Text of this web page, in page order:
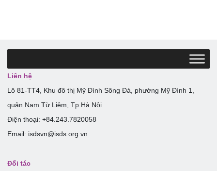
Liên hệ
Lô 81-TT4, Khu đô thị Mỹ Đình Sông Đà, phường Mỹ Đình 1,
quận Nam Từ Liêm, Tp Hà Nội.
Điện thoại: +84.243.7820058
Email: isdsvn@isds.org.vn
Đối tác